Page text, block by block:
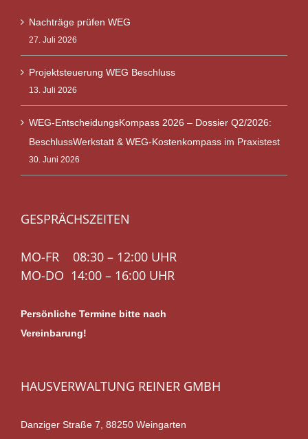
Nachträge prüfen WEG
27. Juli 2026
Projektsteuerung WEG Beschluss
13. Juli 2026
WEG-EntscheidungsKompass 2026 – Dossier Q2/2026:
BeschlussWerkstatt & WEG-Kostenkompass im Praxistest
30. Juni 2026
GESPRÄCHSZEITEN
MO-FR 08:30 – 12:00 UHR
MO-DO 14:00 – 16:00 UHR
Persönliche Termine bitte nach
Vereinbarung!
HAUSVERWALTUNG REINER GMBH
Danziger Straße 7, 88250 Weingarten